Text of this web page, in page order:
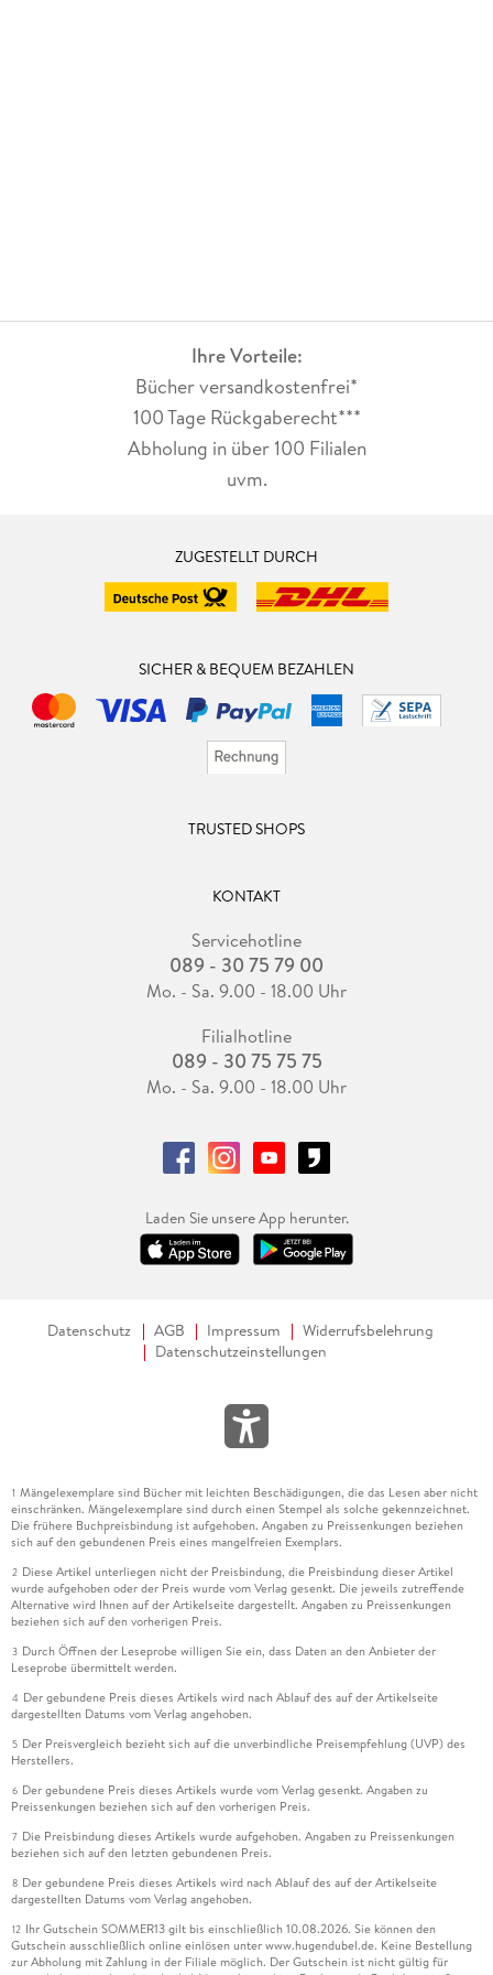
Ihre Vorteile:
Bücher versandkostenfrei*
100 Tage Rückgaberecht***
Abholung in über 100 Filialen
uvm.
ZUGESTELLT DURCH
SICHER & BEQUEM BEZAHLEN
TRUSTED SHOPS
KONTAKT
Servicehotline
089 - 30 75 79 00
Mo. - Sa. 9.00 - 18.00 Uhr
Filialhotline
089 - 30 75 75 75
Mo. - Sa. 9.00 - 18.00 Uhr
Laden Sie unsere App herunter.
Datenschutz AGB Impressum
Widerrufsbelehrung
Datenschutzeinstellungen
1 Mängelexemplare sind Bücher mit leichten Beschädigungen, die das Lesen aber nicht
einschränken. Mängelexemplare sind durch einen Stempel als solche gekennzeichnet.
Die frühere Buchpreisbindung ist aufgehoben. Angaben zu Preissenkungen beziehen
sich auf den gebundenen Preis eines mangelfreien Exemplars.
2 Diese Artikel unterliegen nicht der Preisbindung, die Preisbindung dieser Artikel
wurde aufgehoben oder der Preis wurde vom Verlag gesenkt. Die jeweils zutreffende
Alternative wird Ihnen auf der Artikelseite dargestellt. Angaben zu Preissenkungen
beziehen sich auf den vorherigen Preis.
3 Durch Öffnen der Leseprobe willigen Sie ein, dass Daten an den Anbieter der
Leseprobe übermittelt werden.
4 Der gebundene Preis dieses Artikels wird nach Ablauf des auf der Artikelseite
dargestellten Datums vom Verlag angehoben.
5 Der Preisvergleich bezieht sich auf die unverbindliche Preisempfehlung (UVP) des
Herstellers.
6 Der gebundene Preis dieses Artikels wurde vom Verlag gesenkt. Angaben zu
Preissenkungen beziehen sich auf den vorherigen Preis.
7 Die Preisbindung dieses Artikels wurde aufgehoben. Angaben zu Preissenkungen
beziehen sich auf den letzten gebundenen Preis.
8 Der gebundene Preis dieses Artikels wird nach Ablauf des auf der Artikelseite
dargestellten Datums vom Verlag angehoben.
12 Ihr Gutschein SOMMER13 gilt bis einschließlich 10.08.2026. Sie können den
Gutschein ausschließlich online einlösen unter www.hugendubel.de. Keine Bestellung
zur Abholung mit Zahlung in der Filiale möglich. Der Gutschein ist nicht gültig für